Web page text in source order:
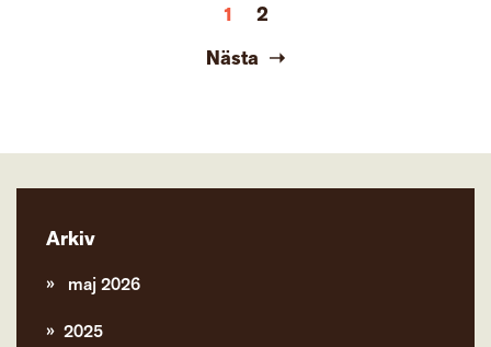
1
2
Nästa
Arkiv
maj 2026
2025